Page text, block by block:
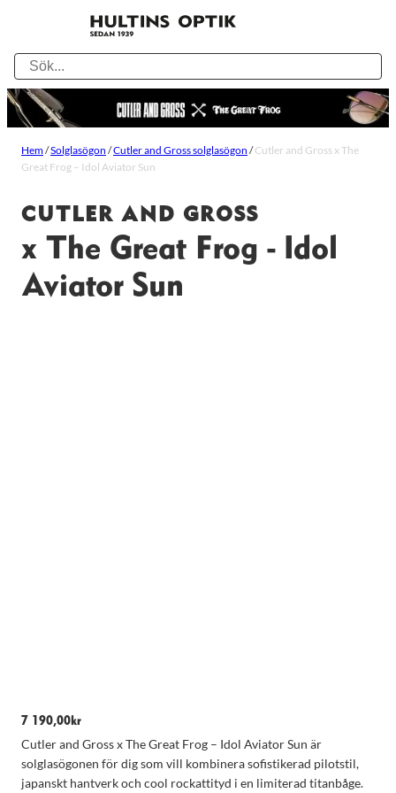
Hem/Solglasögon /Cutler and Gross solglasögon /Cutler and Gross x The
Great Frog – Idol Aviator Sun
CUTLER AND GROSS
x The Great Frog - Idol
Aviator Sun
7 190,00 kr
Cutler and Gross x The Great Frog – Idol Aviator Sun är
solglasögonen för dig som vill kombinera sofistikerad pilotstil,
japanskt hantverk och cool rockattityd i en limiterad titanbåge.
välja bort.
för att
hemsidan
över huvud